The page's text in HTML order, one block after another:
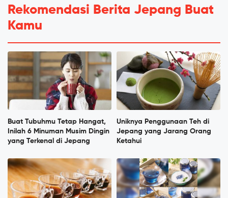
Rekomendasi Berita Jepang Buat
Kamu
Buat Tubuhmu Tetap Hangat,
Inilah 6 Minuman Musim Dingin
yang Terkenal di Jepang
Uniknya Penggunaan Teh di
Jepang yang Jarang Orang
Ketahui